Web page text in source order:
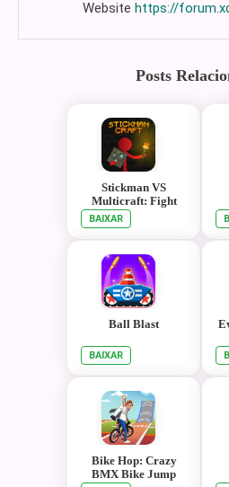
Website https://
Posts
Stickman VS
Multicraft: Fight
Pocket Craft
BAIXAR
Ball Blast
BAIXAR
Bike Hop: Crazy
BMX Bike Jump